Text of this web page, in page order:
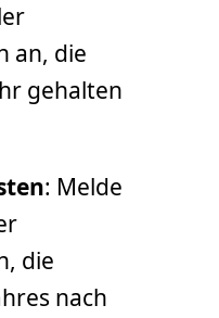
an, die
gehalten
: Melde
die
nach